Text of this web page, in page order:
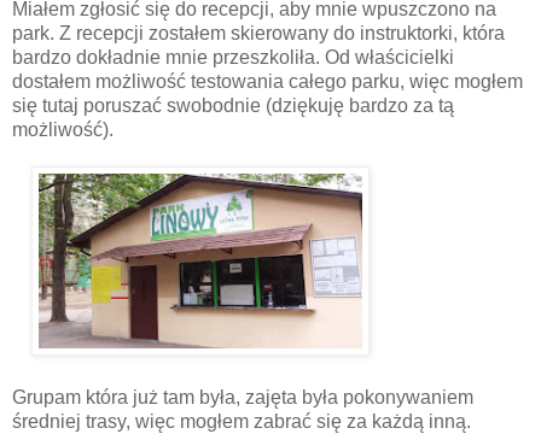
Miałem zgłosić się do recepcji, aby mnie wpuszczono na
park. Z recepcji zostałem skierowany do instruktorki, która
bardzo dokładnie mnie przeszkoliła. Od właścicielki
dostałem możliwość testowania całego parku, więc mogłem
się tutaj poruszać swobodnie (dziękuję bardzo za tą
możliwość).
Grupam która już tam była, zajęta była pokonywaniem
średniej trasy, więc mogłem zabrać się za każdą inną.